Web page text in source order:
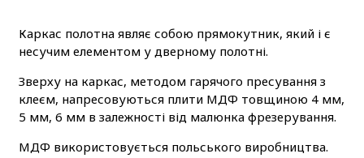
Каркас полотна являє собою прямокутник, який і є
несучим елементом у дверному полотні.
Зверху на каркас, методом гарячого пресування з
клеєм, напресовуються плити МДФ товщиною 4 мм,
5 мм, 6 мм в залежності від малюнка фрезерування.
МДФ використовується польського виробництва.